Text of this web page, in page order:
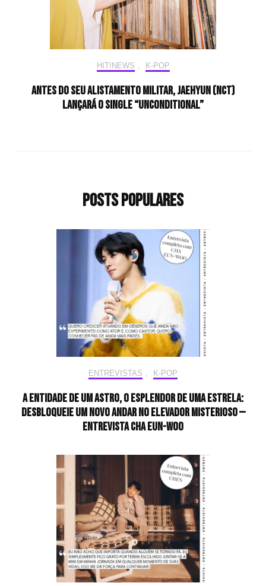
HIT!NEWS K-POP
Antes do seu alistamento militar, JAEHYUN (NCT)
lançará o single “Unconditional”
Posts populares
ENTREVISTAS K-POP
A entidade de um astro, o esplendor de uma estrela:
desbloqueie um novo andar no elevador misterioso —
Entrevista CHA EUN-WOO